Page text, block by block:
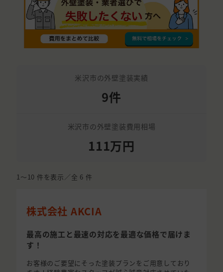
米沢市の外壁塗装実績
9件
米沢市の外壁塗装費用相場
111万円
1〜10 件を表示／全 6 件
株式会社 AKCIA
最高の施工と最速の対応を最適な価格で届けま
す！
お客様のご要望にそった塗装プランをご用意しており